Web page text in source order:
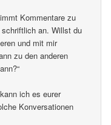
Kommentare zu
an. Willst du
und mit mir
zu den anderen
ich es eurer
Konversationen